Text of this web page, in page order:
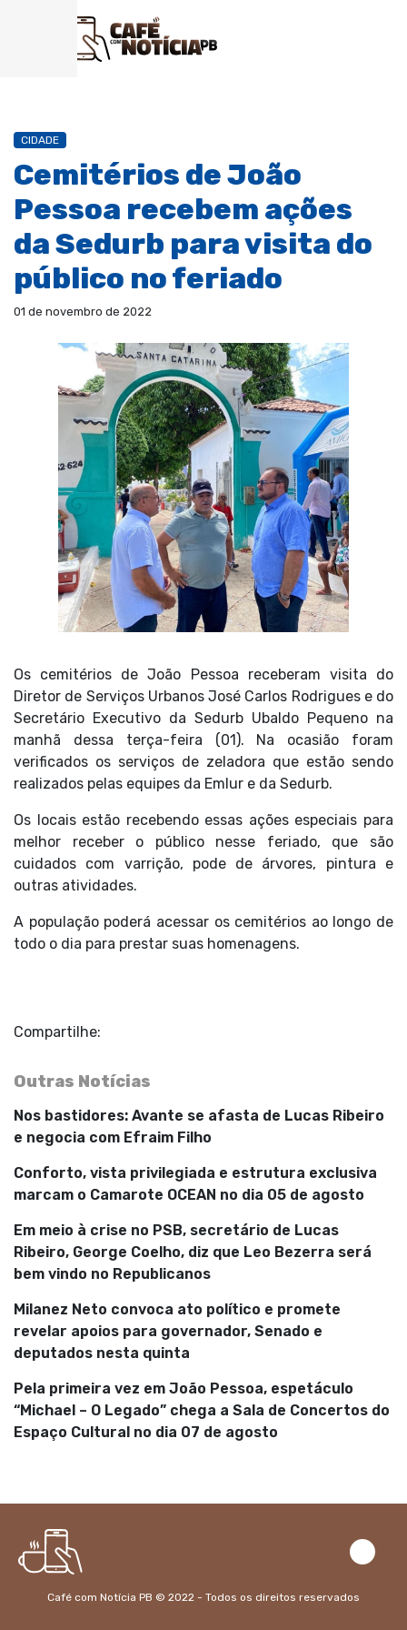
CIDADE
Cemitérios de João
Pessoa recebem ações
da Sedurb para visita do
público no feriado
01 de novembro de 2022
Os cemitérios de João Pessoa receberam visita do
Diretor de Serviços Urbanos José Carlos Rodrigues e do
Secretário Executivo da Sedurb Ubaldo Pequeno na
manhã dessa terça-feira (01). Na ocasião foram
verificados os serviços de zeladora que estão sendo
realizados pelas equipes da Emlur e da Sedurb.
Os locais estão recebendo essas ações especiais para
melhor receber o público nesse feriado, que são
cuidados com varrição, pode de árvores, pintura e
outras atividades.
A população poderá acessar os cemitérios ao longo de
todo o dia para prestar suas homenagens.
Compartilhe:
Outras Notícias
Nos bastidores: Avante se afasta de Lucas Ribeiro
e negocia com Efraim Filho
Conforto, vista privilegiada e estrutura exclusiva
marcam o Camarote OCEAN no dia 05 de agosto
Em meio à crise no PSB, secretário de Lucas
Ribeiro, George Coelho, diz que Leo Bezerra será
bem vindo no Republicanos
Milanez Neto convoca ato político e promete
revelar apoios para governador, Senado e
deputados nesta quinta
Pela primeira vez em João Pessoa, espetáculo
“Michael – O Legado” chega a Sala de Concertos do
Espaço Cultural no dia 07 de agosto
Café com Notícia PB © 2022 - Todos os direitos reservados